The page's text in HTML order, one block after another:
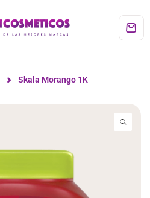
Skala Morango 1K